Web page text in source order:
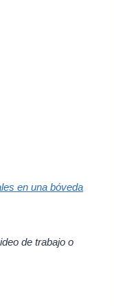
en una bóveda
de trabajo o